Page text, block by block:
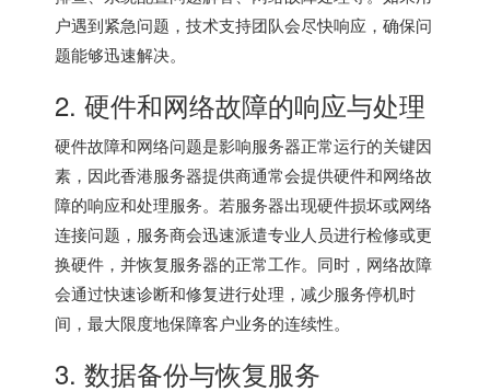
户遇到紧急问题，技术支持团队会尽快响应，确保问
题能够迅速解决。
2. 硬件和网络故障的响应与处理
硬件故障和网络问题是影响服务器正常运行的关键因
素，因此香港服务器提供商通常会提供硬件和网络故
障的响应和处理服务。若服务器出现硬件损坏或网络
连接问题，服务商会迅速派遣专业人员进行检修或更
换硬件，并恢复服务器的正常工作。同时，网络故障
会通过快速诊断和修复进行处理，减少服务停机时
间，最大限度地保障客户业务的连续性。
3. 数据备份与恢复服务